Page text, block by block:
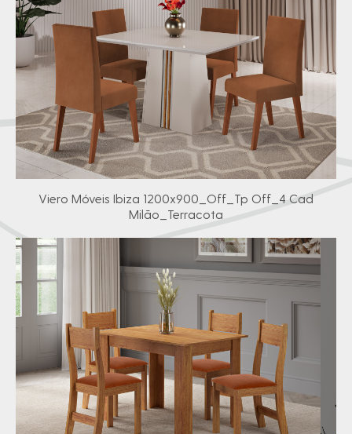
Viero Móveis Ibiza 1200x900_Off_Tp Off_4 Cad
Milão_Terracota